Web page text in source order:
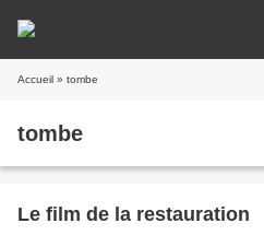
Accueil » tombe
tombe
Le film de la restauration